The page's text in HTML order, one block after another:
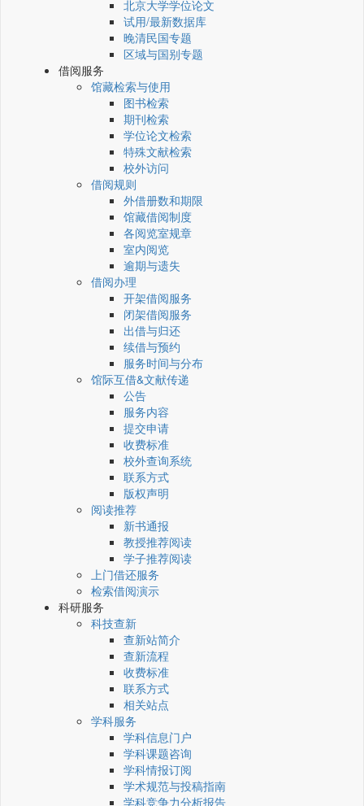
北京大学学位论文
试用/最新数据库
晚清民国专题
区域与国别专题
借阅服务
馆藏检索与使用
图书检索
期刊检索
学位论文检索
特殊文献检索
校外访问
借阅规则
外借册数和期限
馆藏借阅制度
各阅览室规章
室内阅览
逾期与遗失
借阅办理
开架借阅服务
闭架借阅服务
出借与归还
续借与预约
服务时间与分布
馆际互借&文献传递
公告
服务内容
提交申请
收费标准
校外查询系统
联系方式
版权声明
阅读推荐
新书通报
教授推荐阅读
学子推荐阅读
上门借还服务
检索借阅演示
科研服务
科技查新
查新站简介
查新流程
收费标准
联系方式
相关站点
学科服务
学科信息门户
学科课题咨询
学科情报订阅
学术规范与投稿指南
学科竞争力分析报告